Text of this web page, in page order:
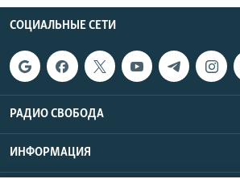
СОЦИАЛЬНЫЕ СЕТИ
РАДИО СВОБОДА
ИНФОРМАЦИЯ